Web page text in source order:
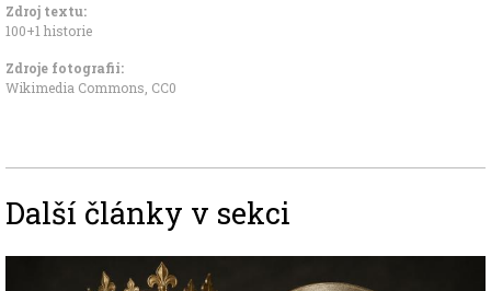
Zdroj textu:
100+1 historie
Zdroje fotografii:
Wikimedia Commons CC0
Další články v sekci